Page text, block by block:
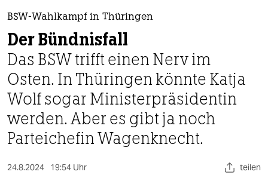
nord
wahrheit
verlag
verlag
veranstaltungen
shop
fragen & hilfe
BSW-Wahlkampf in Thüringen
Der Bündnisfall
Das BSW trifft einen Nerv im
Osten. In Thüringen könnte Katja
Wolf sogar Ministerpräsidentin
werden. Aber es gibt ja noch
Parteichefin Wagenknecht.
24.8.2024 19:54 Uhr teilen